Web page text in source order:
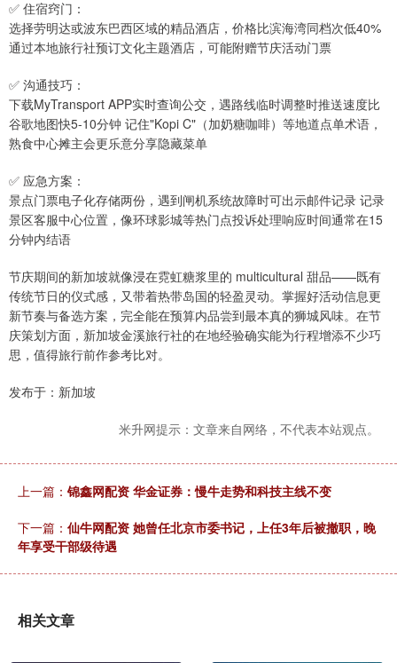
✅ 住宿窍门：
选择劳明达或波东巴西区域的精品酒店，价格比滨海湾同档次低40%
通过本地旅行社预订文化主题酒店，可能附赠节庆活动门票
✅ 沟通技巧：
下载MyTransport APP实时查询公交，遇路线临时调整时推送速度比
谷歌地图快5-10分钟 记住"Kopi C"（加奶糖咖啡）等地道点单术语，
熟食中心摊主会更乐意分享隐藏菜单
✅ 应急方案：
景点门票电子化存储两份，遇到闸机系统故障时可出示邮件记录 记录
景区客服中心位置，像环球影城等热门点投诉处理响应时间通常在15
分钟内结语
节庆期间的新加坡就像浸在霓虹糖浆里的 multicultural 甜品——既有
传统节日的仪式感，又带着热带岛国的轻盈灵动。掌握好活动信息更
新节奏与备选方案，完全能在预算内品尝到最本真的狮城风味。在节
庆策划方面，新加坡金溪旅行社的在地经验确实能为行程增添不少巧
思，值得旅行前作参考比对。
发布于：新加坡
米升网提示：文章来自网络，不代表本站观点。
上一篇： 锦鑫网配资 华金证券：慢牛走势和科技主线不变
下一篇： 仙牛网配资 她曾任北京市委书记，上任3年后被撤职，晚
年享受干部级待遇
相关文章